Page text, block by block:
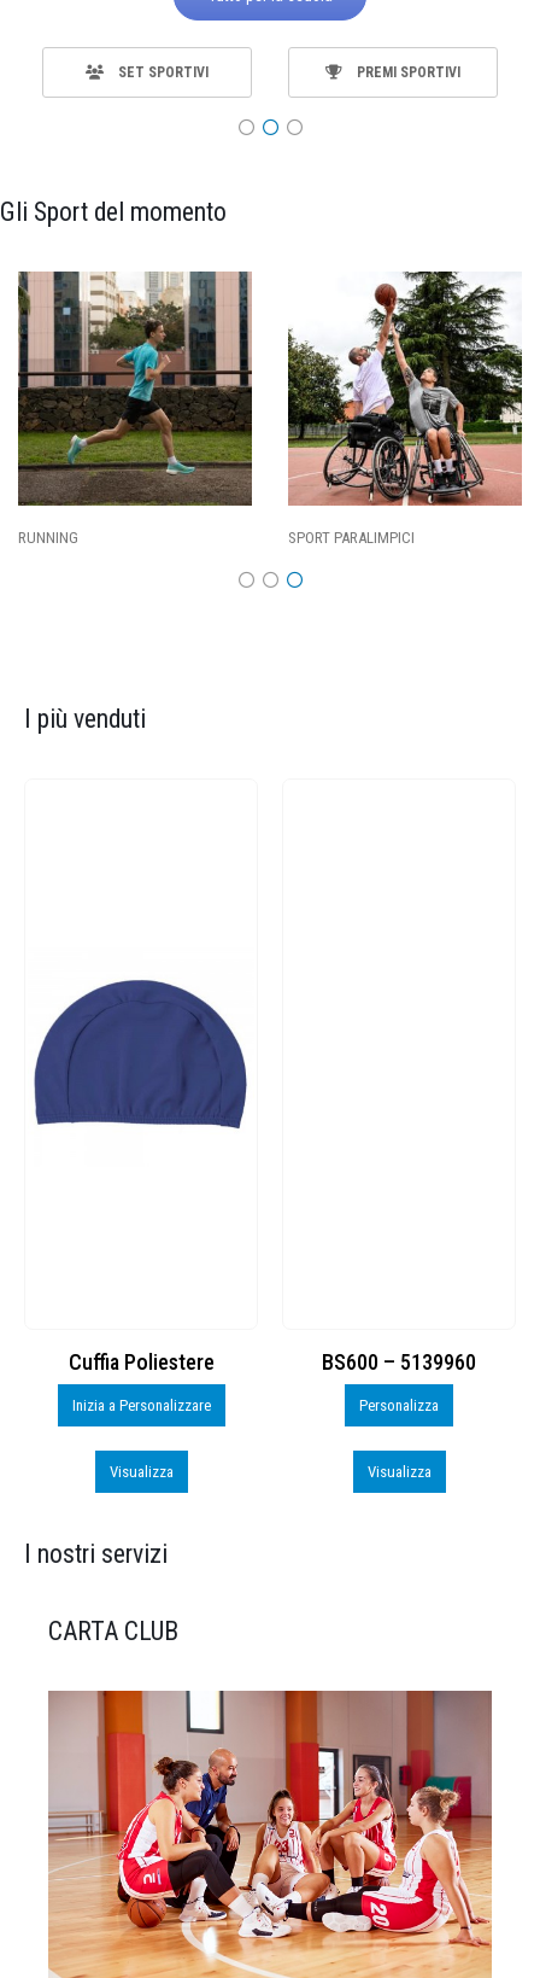
SET SPORTIVI PREMI SPORTIVI
Gli Sport del momento
SPORT PARALIMPICI
I più venduti
Cuffia Poliestere
Inizia a Personalizzare
Visualizza
BS600 – 5139960
Personalizza
Visualizza
I nostri servizi
CARTA CLUB